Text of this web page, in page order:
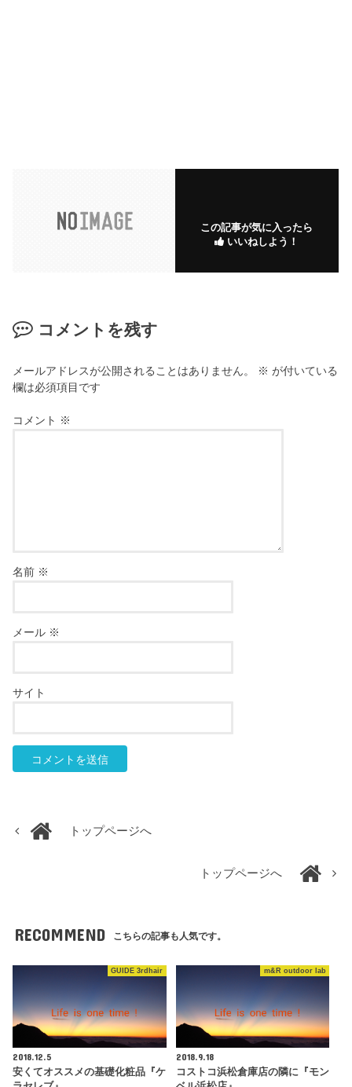
この記事が気に入ったら
いいねしよう！
コメントを残す
メールアドレスが公開されることはありません。 ※ が付いている
欄は必須項目です
コメント ※
名前 ※
メール ※
サイト
トップページへ
トップページへ
RECOMMEND こちらの記事も人気です。
GUIDE 3rdhair
2018.12.5
安くてオススメの基礎化粧品『ケ
m&R outdoor lab
2018.9.18
コストコ浜松倉庫店の隣に『モン